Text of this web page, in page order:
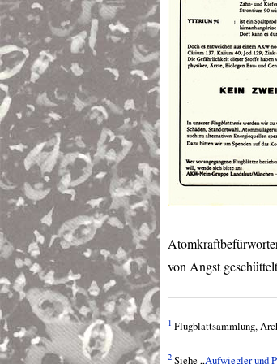
von Angst
1 Flugblattsammlung,
2 Siehe „Aufwiegler und